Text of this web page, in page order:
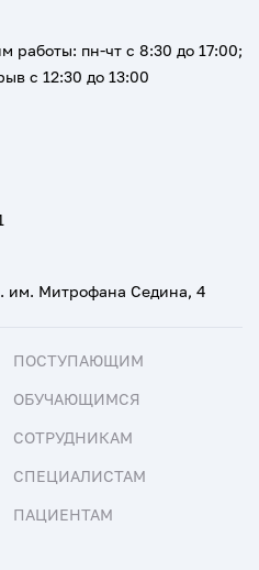
им. Митрофана Седина, 4
работы: пн-чт с 8:30 до 17:00;
с 12:30 до 13:00
ПОСТУПАЮЩИМ
ОБУЧАЮЩИМСЯ
СОТРУДНИКАМ
СПЕЦИАЛИСТАМ
ПАЦИЕНТАМ